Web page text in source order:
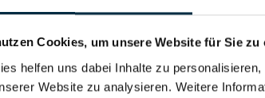
Cookies, um unsere Website für Sie zu
helfen uns dabei Inhalte zu
Website zu analysieren. Weitere